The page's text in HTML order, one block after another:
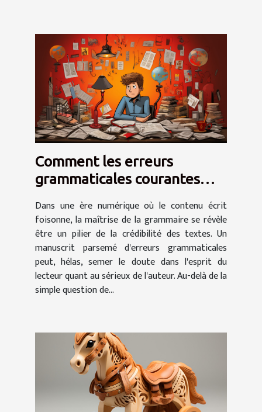
Comment les erreurs
grammaticales courantes
crédibilité d'un texte
Dans une ère numérique où le contenu écrit
foisonne, la maîtrise de la grammaire se révèle
être un pilier de la crédibilité des textes. Un
manuscrit parsemé d'erreurs grammaticales
peut, hélas, semer le doute dans l'esprit du
lecteur quant au sérieux de l'auteur. Au-delà de la
simple question de...